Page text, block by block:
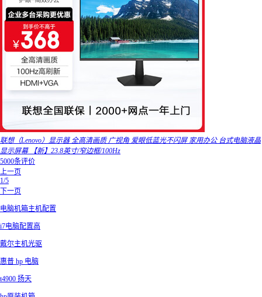
联想（Lenovo）显示器 全高清画质 广视角 爱眼低蓝光不闪屏 家用办公 台式电脑液晶
显示屏幕 【新】23.8英寸/窄边框/100Hz
5000条评价
上一页
1/5
下一页
电脑机箱主机配置
i7电脑配置高
戴尔主机光驱
惠普 hp 电脑
t4900 扬天